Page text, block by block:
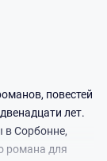
повестей
лет.
в Сорбонне,
романа для